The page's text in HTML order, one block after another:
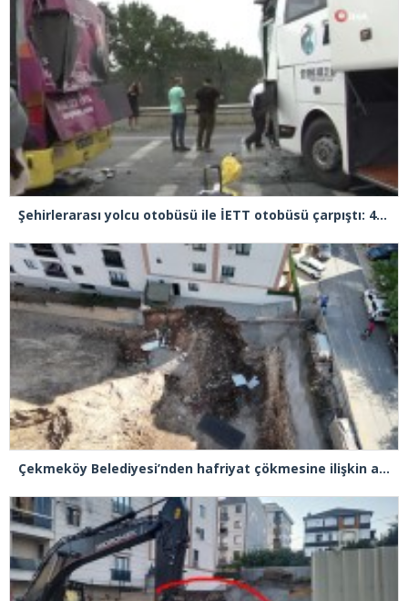
Şehirlerarası yolcu otobüsü ile İETT otobüsü çarpıştı: 4 yaralı
Çekmeköy Belediyesi’nden hafriyat çökmesine ilişkin açıklama